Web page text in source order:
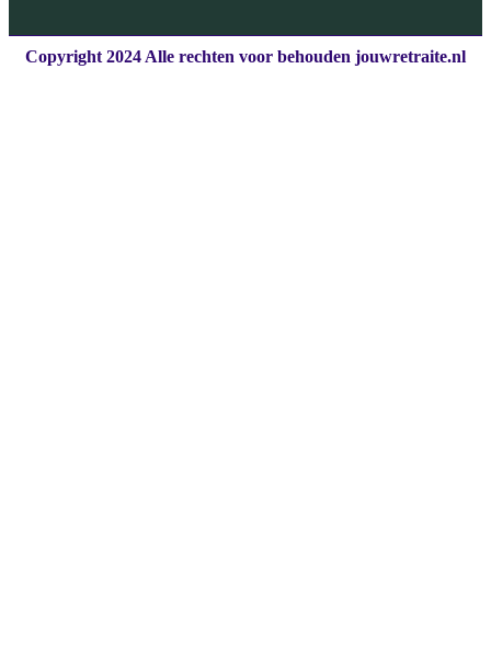
Copyright 2024 Alle rechten voor behouden jouwretraite.nl